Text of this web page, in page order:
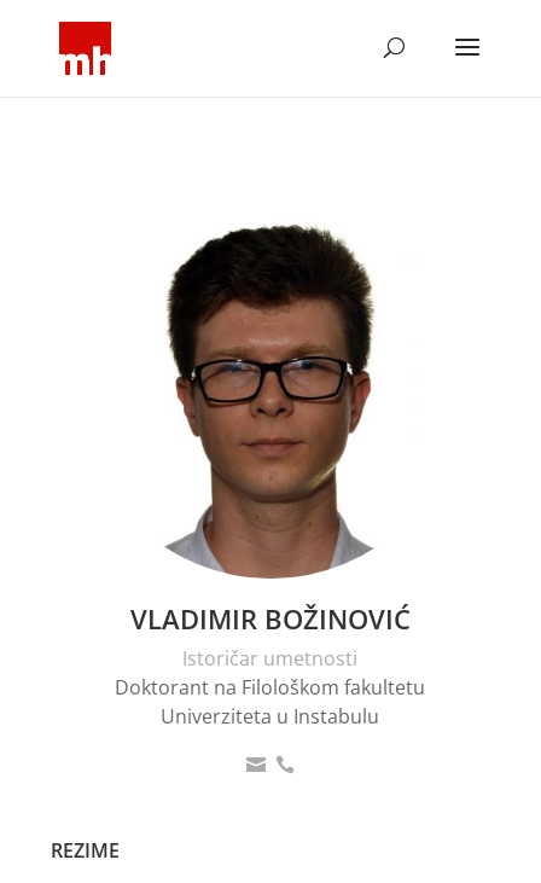
VLADIMIR BOŽINOVIĆ
Istoričar umetnosti
Doktorant na Filološkom fakultetu
Univerziteta u Instabulu
 
REZIME